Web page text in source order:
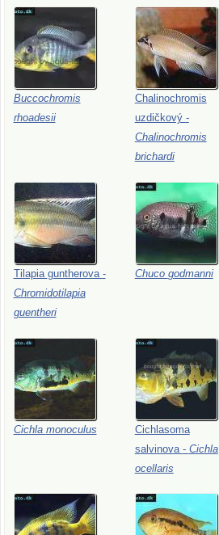
Buccochromis
rhoadesii
Chalinochromis
uzdičkový -
Chalinochromis
brichardi
Tilapia guntherova -
Chromidotilapia
guentheri
Chuco godmanni
Cichla monoculus
Cichlasoma
salvinova - Cichla
ocellaris